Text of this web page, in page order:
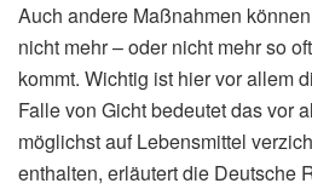
Auch andere Maßnahmen
nicht mehr – oder nicht mehr so
kommt. Wichtig ist hier vor allem
Falle von Gicht bedeutet das vor
möglichst auf Lebensmittel
enthalten, erläutert die Deutsche